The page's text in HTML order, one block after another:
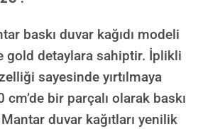
baskı duvar kağıdı modeli
gold detaylara sahiptir. İplikli
sayesinde yırtılmaya
cm’de bir parçalı olarak baskı
duvar kağıtları yenilik